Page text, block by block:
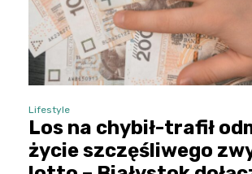
Lifestyle
Los na chybił-trafił
życie szczęśliwego